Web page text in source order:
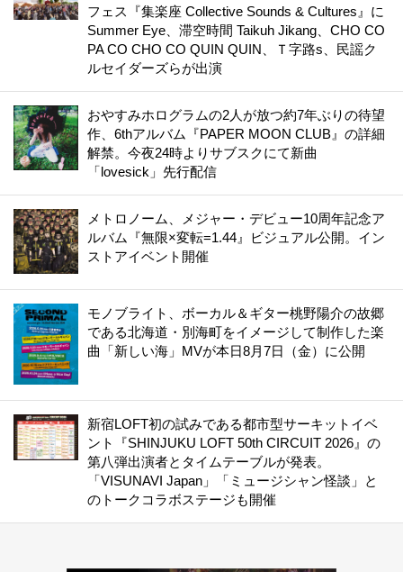
フェス『集楽座 Collective Sounds & Cultures』に
Summer Eye、滞空時間 Taikuh Jikang、CHO CO
PA CO CHO CO QUIN QUIN、Ｔ字路s、民謡ク
ルセイダーズらが出演
おやすみホログラムの2人が放つ約7年ぶりの待望
作、6thアルバム『PAPER MOON CLUB』の詳細
解禁。今夜24時よりサブスクにて新曲
「lovesick」先行配信
メトロノーム、メジャー・デビュー10周年記念ア
ルバム『無限×変転=1.44』ビジュアル公開。イン
ストアイベント開催
モノブライト、ボーカル＆ギター桃野陽介の故郷
である北海道・別海町をイメージして制作した楽
曲「新しい海」MVが本日8月7日（金）に公開
新宿LOFT初の試みである都市型サーキットイベ
ント『SHINJUKU LOFT 50th CIRCUIT 2026』の
第八弾出演者とタイムテーブルが発表。
「VISUNAVI Japan」「ミュージシャン怪談」と
のトークコラボステージも開催